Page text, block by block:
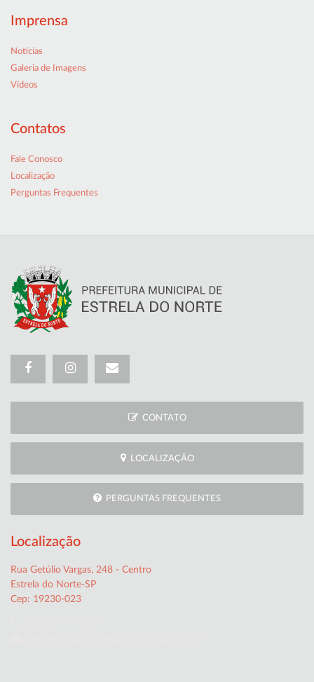
Imprensa
Notícias
Galeria de Imagens
Vídeos
Contatos
Fale Conosco
Localização
Perguntas Frequentes
CONTATO
LOCALIZAÇÃO
PERGUNTAS FREQUENTES
Localização
Rua Getúlio Vargas, 248 - Centro
Estrela do Norte-SP
Cep: 19230-023